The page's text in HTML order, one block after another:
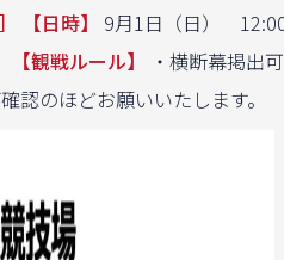
【日時】 9月1日（日）
【観戦ルール】
・横断幕掲出
認のほどお願いいたします。